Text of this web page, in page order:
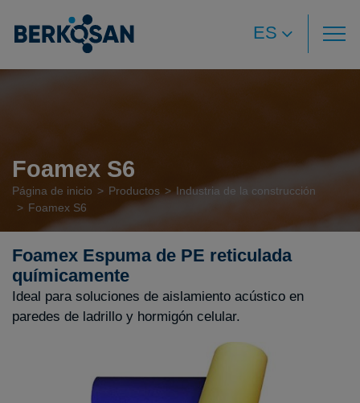
ES
Foamex S6
Página de inicio Productos
Industria de la construcción
Foamex S6
Foamex Espuma de PE reticulada
químicamente
Ideal para soluciones de aislamiento acústico en
paredes de ladrillo y hormigón celular.